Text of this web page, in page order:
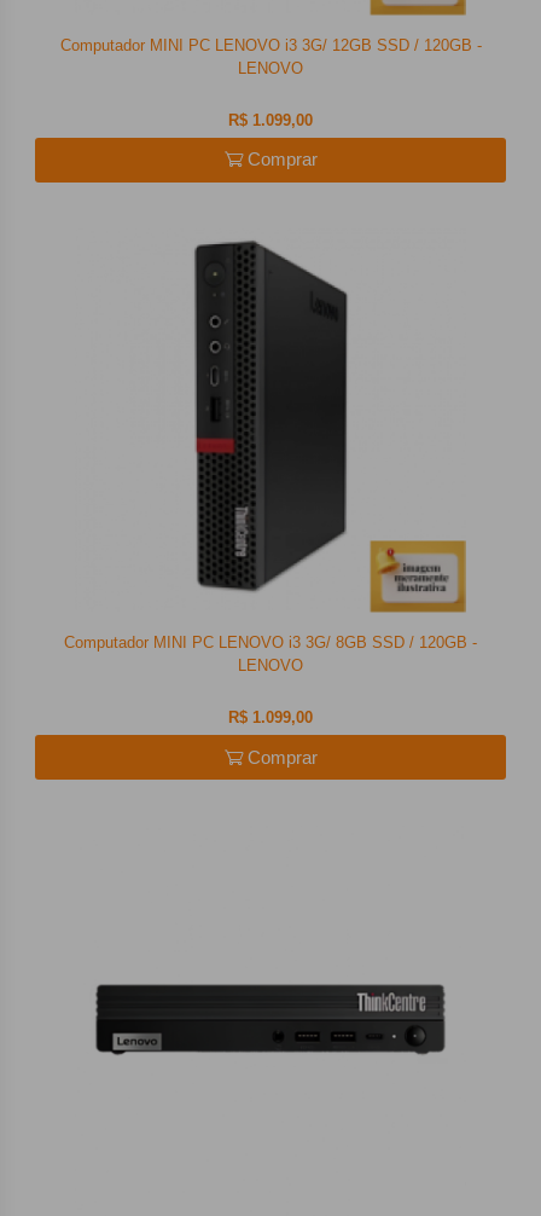
Computador MINI PC LENOVO i3 3G/ 12GB SSD / 120GB -
LENOVO
R$ 1.099,00
Comprar
Computador MINI PC LENOVO i3 3G/ 8GB SSD / 120GB -
LENOVO
R$ 1.099,00
Comprar